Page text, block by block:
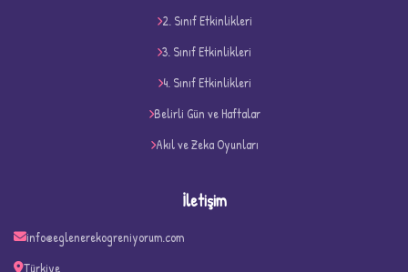
D
2. Sınıf Etkinlikleri
3. Sınıf Etkinlikleri
4. Sınıf Etkinlikleri
Belirli Gün ve Haftalar
Akıl ve Zeka Oyunları
İletişim
info@eglenerekogreniyorum.com
Türkiye